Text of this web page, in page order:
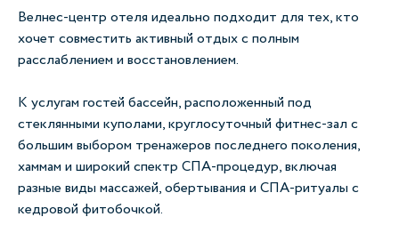
Велнес-центр отеля идеально подходит для тех, кто
хочет совместить активный отдых с полным
расслаблением и восстановлением.
К услугам гостей бассейн, расположенный под
стеклянными куполами, круглосуточный фитнес-зал с
большим выбором тренажеров последнего поколения,
хаммам и широкий спектр СПА-процедур, включая
разные виды массажей, обертывания и СПА-ритуалы с
кедровой фитобочкой.